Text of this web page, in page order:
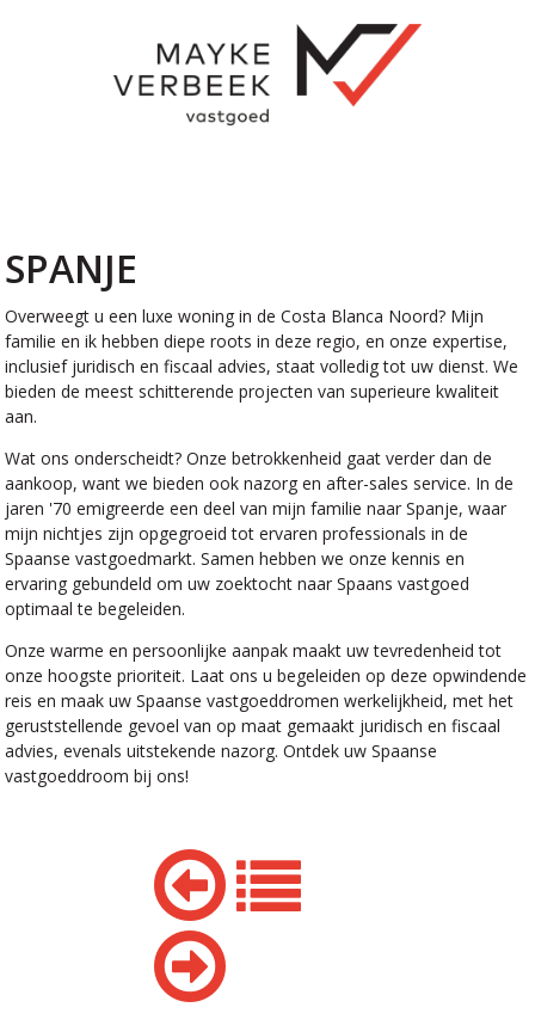
SPANJE
Overweegt u een luxe woning in de Costa Blanca Noord? Mijn
familie en ik hebben diepe roots in deze regio, en onze expertise,
inclusief juridisch en fiscaal advies, staat volledig tot uw dienst. We
bieden de meest schitterende projecten van superieure kwaliteit
aan.
Wat ons onderscheidt? Onze betrokkenheid gaat verder dan de
aankoop, want we bieden ook nazorg en after-sales service. In de
jaren '70 emigreerde een deel van mijn familie naar Spanje, waar
mijn nichtjes zijn opgegroeid tot ervaren professionals in de
Spaanse vastgoedmarkt. Samen hebben we onze kennis en
ervaring gebundeld om uw zoektocht naar Spaans vastgoed
optimaal te begeleiden.
Onze warme en persoonlijke aanpak maakt uw tevredenheid tot
onze hoogste prioriteit. Laat ons u begeleiden op deze opwindende
reis en maak uw Spaanse vastgoeddromen werkelijkheid, met het
geruststellende gevoel van op maat gemaakt juridisch en fiscaal
advies, evenals uitstekende nazorg. Ontdek uw Spaanse
vastgoeddroom bij ons!